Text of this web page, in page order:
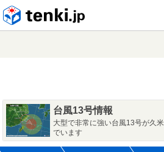
台風13号情報
大型で非常に強い台風13号が久
でいます